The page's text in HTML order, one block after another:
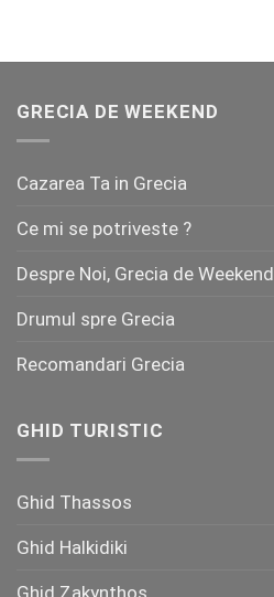
GRECIA DE WEEKEND
Cazarea Ta in Grecia
Ce mi se potriveste ?
Despre Noi, Grecia de Weekend
Drumul spre Grecia
Recomandari Grecia
GHID TURISTIC
Ghid Thassos
Ghid Halkidiki
Ghid Zakynthos